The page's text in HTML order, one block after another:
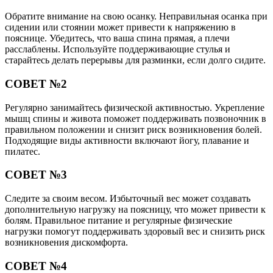
Обратите внимание на свою осанку. Неправильная осанка при
сидении или стоянии может привести к напряжению в
пояснице. Убедитесь, что ваша спина прямая, а плечи
расслаблены. Используйте поддерживающие стулья и
старайтесь делать перерывы для разминки, если долго сидите.
СОВЕТ №2
Регулярно занимайтесь физической активностью. Укрепление
мышц спины и живота поможет поддерживать позвоночник в
правильном положении и снизит риск возникновения болей.
Подходящие виды активности включают йогу, плавание и
пилатес.
СОВЕТ №3
Следите за своим весом. Избыточный вес может создавать
дополнительную нагрузку на поясницу, что может привести к
болям. Правильное питание и регулярные физические
нагрузки помогут поддерживать здоровый вес и снизить риск
возникновения дискомфорта.
СОВЕТ №4